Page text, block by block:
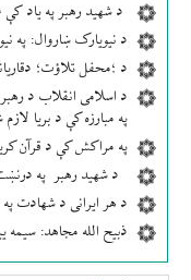
د شهید رهبر په یاد کې
د نیویارک ښاروال: په
د ؛محفل تلاؤت؛
د اسلامی انقلاب د
په مبارزه کې د بریا
په مراکش کې د قرآن
د شهید رهبر په
د هر ایرانی د شهادت
ذبیح الله مجاهد: